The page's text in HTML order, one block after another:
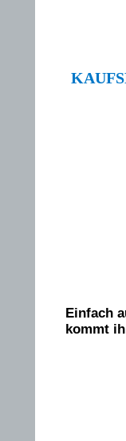
Einfach
kommt